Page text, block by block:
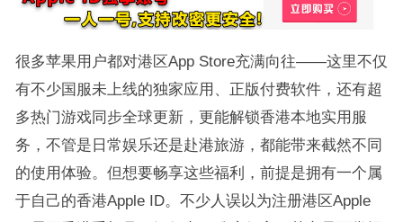
很多苹果用户都对港区App Store充满向往——这里不仅
有不少国服未上线的独家应用、正版付费软件，还有超
多热门游戏同步全球更新，更能解锁香港本地实用服
务，不管是日常娱乐还是赴港旅游，都能带来截然不同
的使用体验。但想要畅享这些福利，前提是拥有一个属
于自己的香港Apple ID。不少人误以为注册港区Apple